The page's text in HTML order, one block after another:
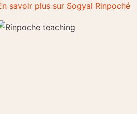
savoir plus sur Sogyal Rinpoché